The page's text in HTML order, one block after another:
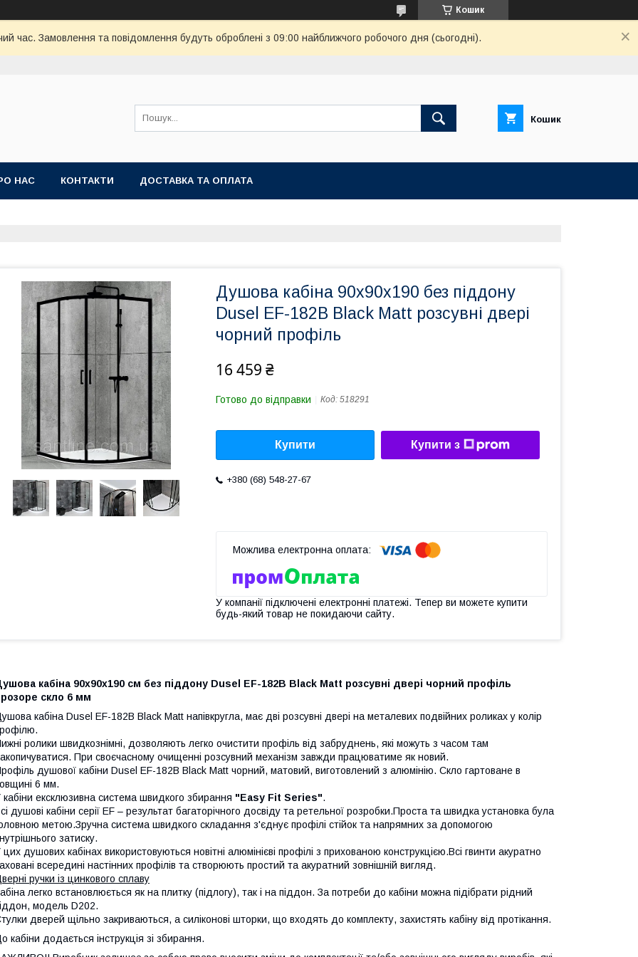
Кошик
час. Замовлення та повідомлення будуть оброблені з 09:00 найближчого робочого дня (сьогодні).
Кошик
НАС КОНТАКТИ ДОСТАВКА ТА ОПЛАТА
Душова кабіна 90х90х190 без піддону
Dusel EF-182B Black Matt розсувні двері
чорний профіль
16 459 ₴
Готово до відправки Код: 518291
Купити Купити з
+380 (68) 548-27-67
У компанії підключені електронні платежі. Тепер ви можете купити
будь-який товар не покидаючи сайту.
кабіна 90х90х190 см без піддону Dusel EF-182B Black Matt розсувні двері чорний профіль
скло 6 мм
кабіна Dusel EF-182B Black Matt напівкругла, має дві розсувні двері на металевих подвійних роликах у колір
ролики швидкознімні, дозволяють легко очистити профіль від забруднень, які можуть з часом там
При своєчасному очищенні розсувний механізм завжди працюватиме як новий.
душової кабіни Dusel EF-182B Black Matt чорний, матовий, виготовлений з алюмінію. Скло гартоване в
6 мм.
кабіни ексклюзивна система швидкого збирання "Easy Fit Series".
душові кабіни серії EF – результат багаторічного досвіду та ретельної розробки.Проста та швидка установка була
метою.Зручна система швидкого складання з'єднує профілі стійок та напрямних за допомогою
затиску.
цих душових кабінах використовуються новітні алюмінієві профілі з прихованою конструкцією.Всі гвинти акуратно
всередині настінних профілів та створюють простий та акуратний зовнішній вигляд.
ручки із цинкового сплаву
легко встановлюється як на плитку (підлогу), так і на піддон. За потреби до кабіни можна підібрати рідний
модель D202.
дверей щільно закриваються, а силіконові шторки, що входять до комплекту, захистять кабіну від протікання.
кабіни додається інструкція зі збирання.